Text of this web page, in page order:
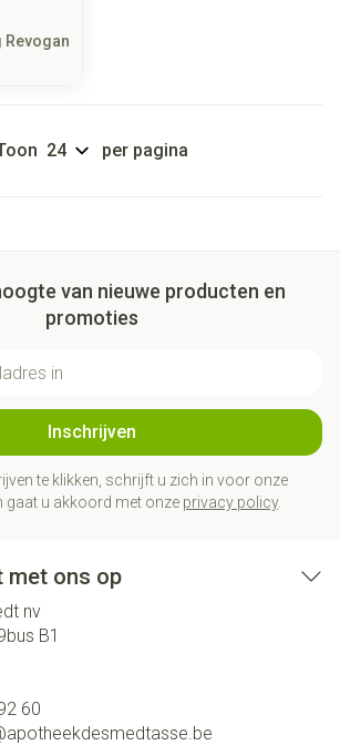
Revogan
per pagina
van nieuwe producten en
promoties
Inschrijven
te klikken, schrijft u zich in voor onze
gaat u akkoord met onze privacy policy.
met ons op
nv
B1
60
apotheekdesmedtasse.be